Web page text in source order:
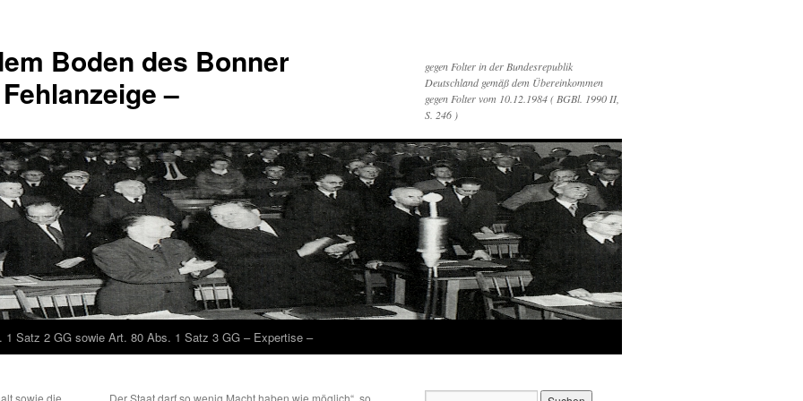
Boden des Bonner
–
gegen Folter in der Bundesrepublik
Deutschland gemäß dem Übereinkommen
gegen Folter vom 10.12.1984 ( BGBl. 1990 II,
S. 246 )
1 Satz 2 GG sowie Art. 80 Abs. 1 Satz 3 GG – Expertise –
sowie die
„Der Staat darf so wenig Macht haben wie möglich“, so